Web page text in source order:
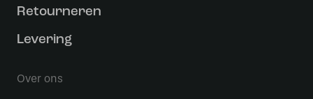
Retourneren
Levering
Over ons